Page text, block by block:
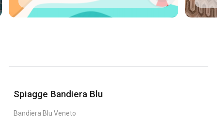
Spiagge Bandiera Blu
Bandiera Blu Veneto